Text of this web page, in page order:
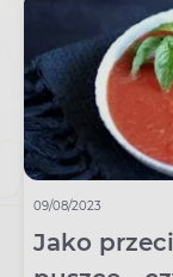
09/08/2023
Jako